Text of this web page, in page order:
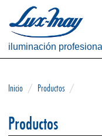
iluminación profesional
Inicio / Productos /
Productos